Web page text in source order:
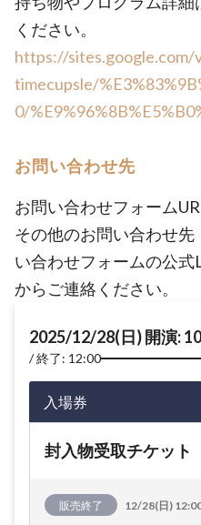
ください。
https://sites.google.com/
timecupsle/
0/
お問い合わせ先
お問い合わせフォーム
その他のお問い合わせ
い合わせフォームの公
からご連絡ください。
2025/12/28(日) 開演:
終了: 12:00
入場券
封入物受取チケット
販売終了 12/28(日)